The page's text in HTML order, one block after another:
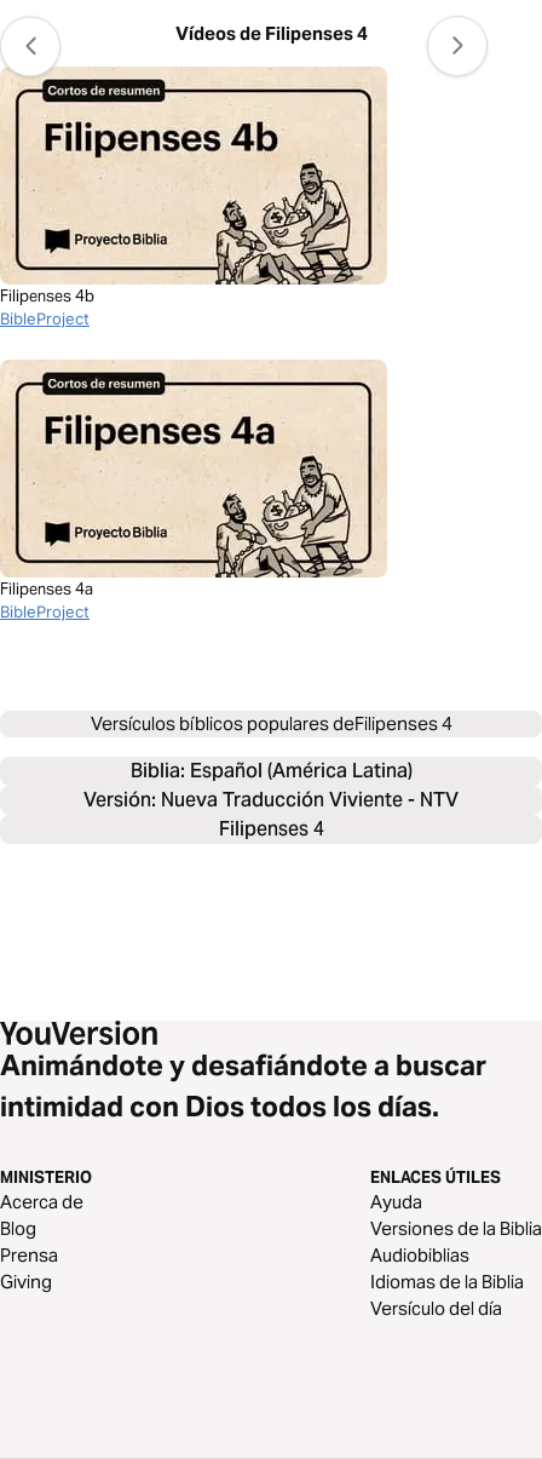
Vídeos de Filipenses 4
Filipenses 4b
BibleProject
Filipenses 4a
BibleProject
Versículos bíblicos populares deFilipenses 4
Biblia: Español (América Latina)
Versión: Nueva Traducción Viviente - NTV
Filipenses 4
Animándote y desafiándote a buscar
intimidad con Dios todos los días.
MINISTERIO
Acerca de
Blog
Prensa
Giving
ENLACES ÚTILES
Ayuda
Versiones de la Biblia
Audiobiblias
Idiomas de la Biblia
Versículo del día